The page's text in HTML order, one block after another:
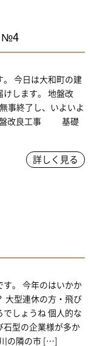
№4
。 今日は大和町の建
けします。 地盤改
事終了し、いよいよ
改良工事 基礎
詳しく見る
。 今年のはいかか
大型連休の方・飛び
しょうね 個人的な
石型の企業様が多か
の隣の市 […]